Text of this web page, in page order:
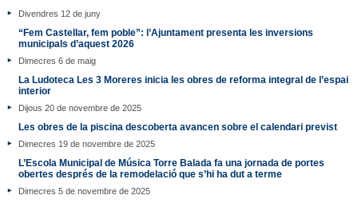
Divendres 12 de juny
“Fem Castellar, fem poble”: l’Ajuntament presenta les inversions
municipals d’aquest 2026
Dimecres 6 de maig
La Ludoteca Les 3 Moreres inicia les obres de reforma integral de l’espai
interior
Dijous 20 de novembre de 2025
Les obres de la piscina descoberta avancen sobre el calendari previst
Dimecres 19 de novembre de 2025
L’Escola Municipal de Música Torre Balada fa una jornada de portes
obertes després de la remodelació que s’hi ha dut a terme
Dimecres 5 de novembre de 2025